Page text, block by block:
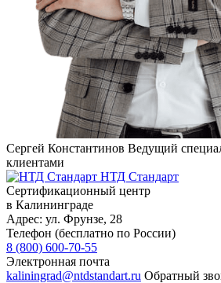
Сергей Константинов Ведущий
клиентами
НТД Стандарт
Сертификационный центр
в Калининграде
Адрес: ул. Фрунзе, 28
Телефон (бесплатно по России)
8 (800) 600-70-55
Электронная почта
kaliningrad@ntdstandart.ru Обратный